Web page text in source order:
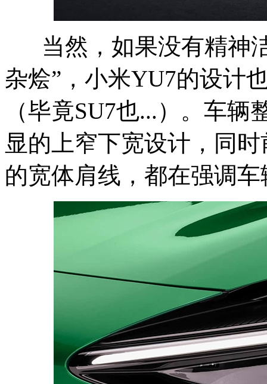
当然，如果没有精神
杂烩”，小米YU7的设计
（毕竟SU7也...）。车
显的上窄下宽设计，同
的宽体肩线，都在强调